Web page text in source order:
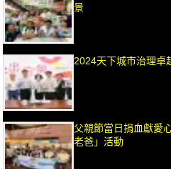
景
2024天下城市治理卓
父親節當日捐血獻愛
老爸」活動